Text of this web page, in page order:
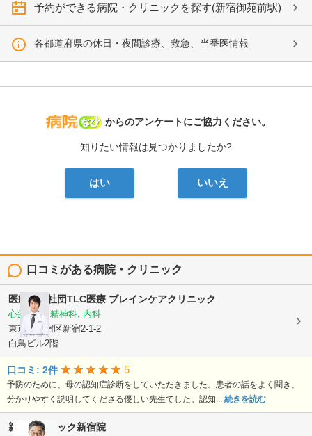
予約ができる病院・クリニックを探す(新宿御苑前駅)
各都道府県の休日・夜間診療、救急、当番医情報
病院なび
からのアンケートにご協力ください。
知りたい情報は見つかりましたか?
はい いいえ
口コミがある病院・クリニック
医療法人社団TLC医療 ブレインケアクリニック
心療内科, 精神科, 内科
東京都新宿区新宿2-1-2
白鳥ビル2階
口コミ: 2件 5
予防のために、母の認知症診断をしていただきました。患者の話をよく聞き、
分かりやすく説明してくださる優しい先生でした。認知... 続きを読む
親和クリニック新宿院